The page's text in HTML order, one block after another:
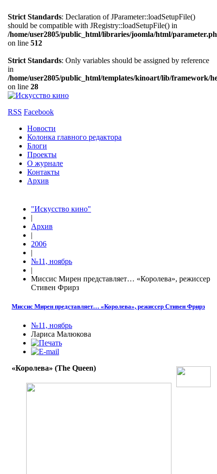
Strict Standards: Declaration of JParameter::loadSetupFile()
should be compatible with JRegistry::loadSetupFile() in
/home/user2805/public_html/libraries/joomla/html/
on line 512
Strict Standards: Only variables should be assigned by reference
in
/home/user2805/public_html/templates/kinoart/lib/framework/
on line 28
RSS Facebook
Новости
Колонка главного редактора
Блоги
Проекты
О журнале
Контакты
Архив
"Искусство кино"
|
Архив
|
2006
|
№11, ноябрь
|
Миссис Мирен представляет… «Королева», режиссер
Стивен Фрирз
Миссис Мирен представляет… «Королева», режиссер Стивен Фрирз
№11, ноябрь
Лариса Малюкова
«Королева» (The Queen)